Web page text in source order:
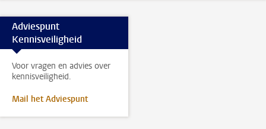
Adviespunt
Kennisveiligheid
Voor vragen en advies over
kennisveiligheid.
Mail het Adviespunt